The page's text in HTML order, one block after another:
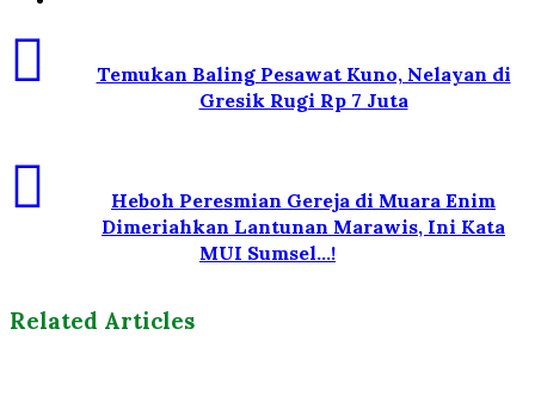
Temukan Baling Pesawat Kuno, Nelayan di
Gresik Rugi Rp 7 Juta
Heboh Peresmian Gereja di Muara Enim
Dimeriahkan Lantunan Marawis, Ini Kata
MUI Sumsel...!
Related Articles